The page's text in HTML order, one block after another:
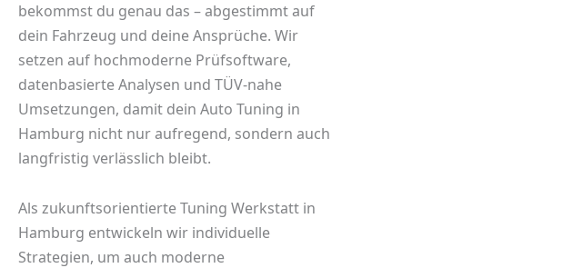
bekommst du genau das – abgestimmt auf
dein Fahrzeug und deine Ansprüche. Wir
setzen auf hochmoderne Prüfsoftware,
datenbasierte Analysen und TÜV-nahe
Umsetzungen, damit dein Auto Tuning in
Hamburg nicht nur aufregend, sondern auch
langfristig verlässlich bleibt.
Als zukunftsorientierteTuning Werkstatt in
Hamburg entwickeln wir individuelle
Strategien, um auch moderne